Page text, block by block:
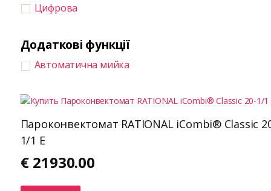
Цифрова
Додаткові функції
Автоматична мийка
Пароконвектомат RATIONAL iCombi® Classic
1/1 E
€ 21930.00